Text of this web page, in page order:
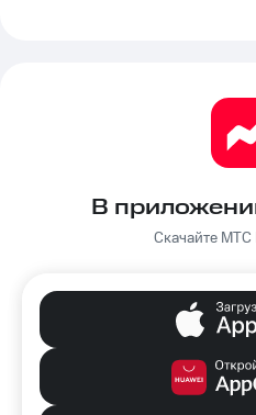
В
Скачайте МТС